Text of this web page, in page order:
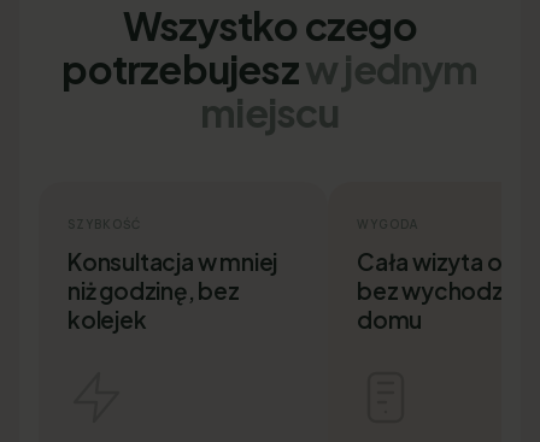
Wszystko czego
potrzebujeszw jednym
miejscu
SZYBKOŚĆ
Konsultacja w mniej
niż godzinę, bez
kolejek
WYGODA
Cała wizyta
bez
domu